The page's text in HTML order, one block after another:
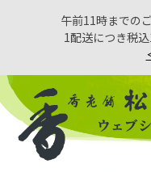
午前11時までの
1配送につき税